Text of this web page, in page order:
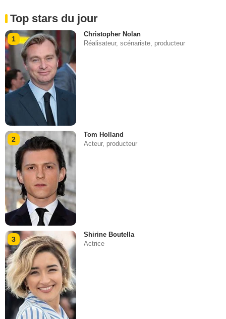
Top stars du jour
1
Christopher Nolan
Réalisateur, scénariste, producteur
2
Tom Holland
Acteur, producteur
3
Shirine Boutella
Actrice